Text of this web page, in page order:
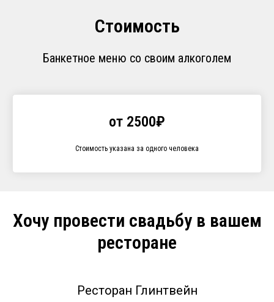
Стоимость
Банкетное меню со своим алкоголем
от 2500₽
Стоимость указана за одного человека
Хочу провести свадьбу в вашем
ресторане
Ресторан Глинтвейн